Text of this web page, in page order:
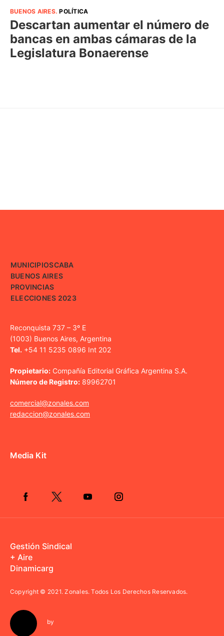
BUENOS AIRES.POLÍTICA
Descartan aumentar el número de
bancas en ambas cámaras de la
Legislatura Bonaerense
MUNICIPIOSCABA
BUENOS AIRES
PROVINCIAS
ELECCIONES 2023
Reconquista 737 – 3º E
(1003) Buenos Aires, Argentina
Tel. +54 11 5235 0896 Int 202
Propietario: Compañía Editorial Gráfica Argentina S.A.
Número de Registro: 89962701
comercial@zonales.com
redaccion@zonales.com
Media Kit
Gestión Sindical
+ Aire
Dinamicarg
Copyright © 2021.Zonales. Todos Los Derechos Reservados.
by